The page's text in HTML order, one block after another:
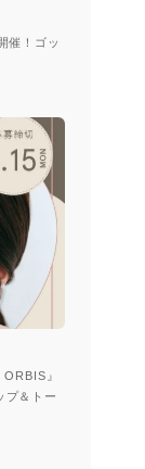
催！ゴッ
』
プ＆トー